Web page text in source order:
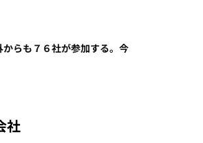
らも７６社が参加する。今
社